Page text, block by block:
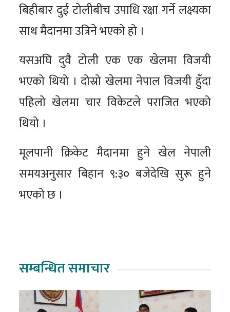
बिहीबार दुई टोलीबीच उपाधि रक्षा गर्ने लक्ष्यका
साथ मैदानमा उत्रिने भएको हो ।
यसअघि दुवै टोली एक एक खेलमा विजयी
भएको थियो । दोस्रो खेलमा नेपाल विजयी हुँदा
पहिलो खेलमा चार विकेटले पराजित भएको
थियो ।
मूलपानी क्रिकेट मैदानमा हुने खेल नेपाली
समयअनुसार बिहान ९:३० बजेदेखि सुरू हुने
भएको छ ।
सम्बन्धित समाचार